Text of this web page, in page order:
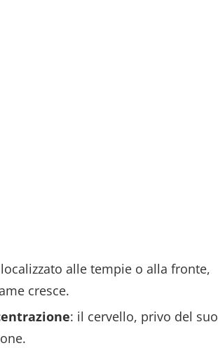
alle tempie o alla fronte,
cresce.
: il cervello, privo del suo